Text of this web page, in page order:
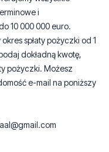
dokładną kwotę,
pożyczki. Możesz
e-mail na poniższy